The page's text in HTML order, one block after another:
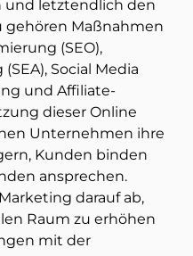
und letztendlich den
gehören Maßnahmen
(SEO),
Social Media
und Affiliate-
dieser Online
Unternehmen ihre
Kunden binden
ansprechen.
darauf ab,
Raum zu erhöhen
mit der